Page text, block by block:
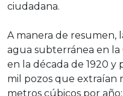
ciudadana.
A manera de resumen,
agua subterránea en la
en la década de 1920 y
mil pozos que extraían
metros cúbicos por